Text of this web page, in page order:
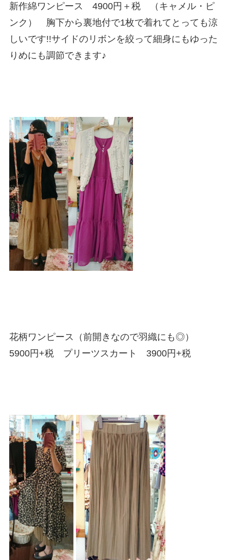
新作綿ワンピース 4900円＋税 （キャメル・ピ
ンク） 胸下から裏地付で1枚で着れてとっても涼
しいです!!サイドのリボンを絞って細身にもゆった
りめにも調節できます♪
花柄ワンピース（前開きなので羽織にも◎）
5900円+税 プリーツスカート 3900円+税